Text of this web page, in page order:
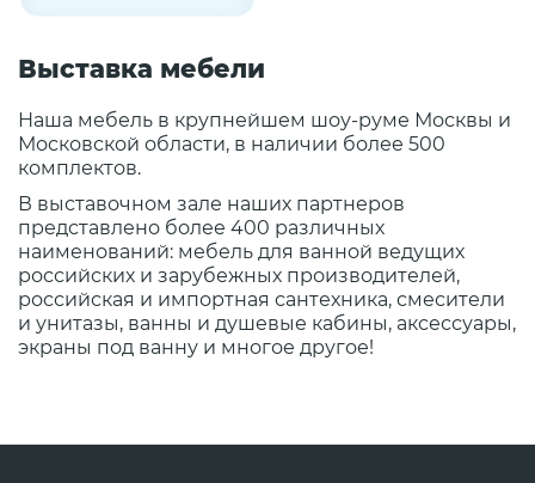
Выставка мебели
Наша мебель в крупнейшем шоу-руме Москвы и
Московской области, в наличии более 500
комплектов.
В выставочном зале наших партнеров
представлено более 400 различных
наименований: мебель для ванной ведущих
российских и зарубежных производителей,
российская и импортная сантехника, смесители
и унитазы, ванны и душевые кабины, аксессуары,
экраны под ванну и многое другое!